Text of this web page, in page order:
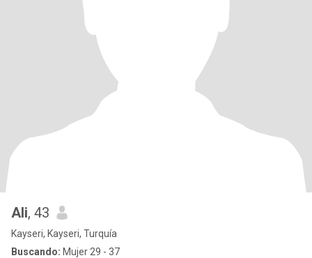
Ali, 43
Kayseri, Kayseri, Turquía
Buscando: Mujer 29 - 37